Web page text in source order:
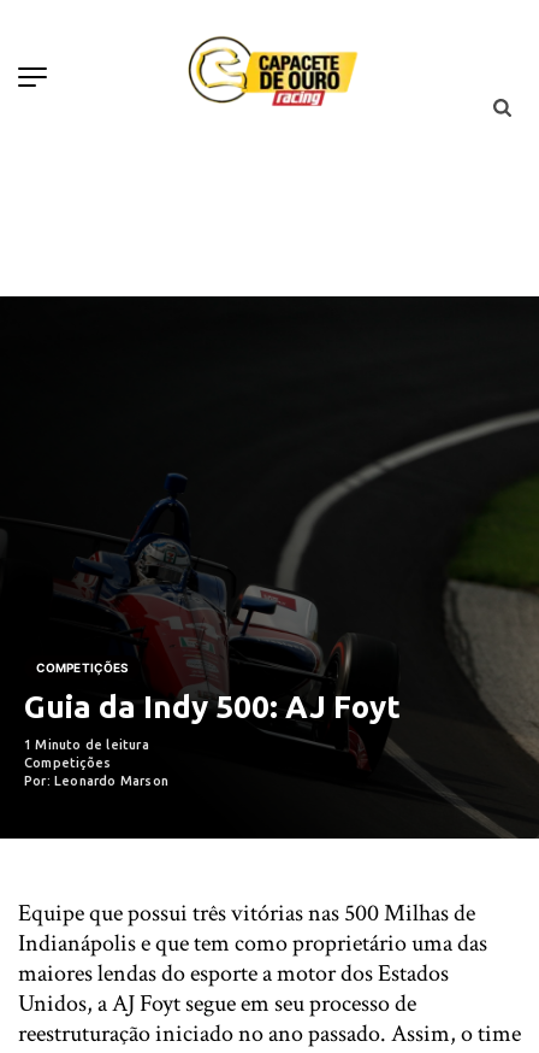
COMPETIÇÕES
Guia da Indy 500: AJ Foyt
1 Minuto de leitura
Competições
Por: Leonardo Marson
Equipe que possui três vitórias nas 500 Milhas de
Indianápolis e que tem como proprietário uma das
maiores lendas do esporte a motor dos Estados
Unidos, a AJ Foyt segue em seu processo de
reestruturação iniciado no ano passado. Assim, o time